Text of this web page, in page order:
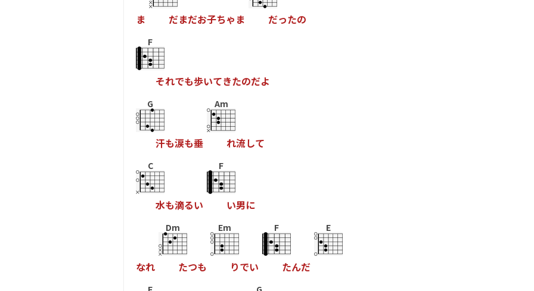
ま だまだお子ちゃ ま だったの
F
それでも歩いてきたのだよ
G
汗も涙も垂
Am
れ流して
C
水も滴るい
F
い男に
なれ
Dm
たつも
Em
りでい
F
たんだ
E